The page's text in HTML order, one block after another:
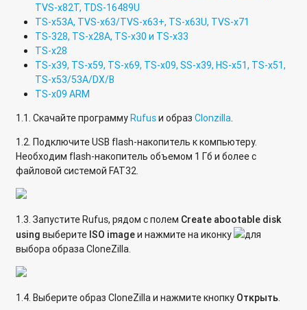
TVS-x82T, TDS-16489U
TS-x53A, TVS-x63/TVS-x63+, TS-x63U, TVS-x71
TS-328, TS-x28A, TS-x30 и TS-x33
TS-x28
TS-x39, TS-x59, TS-x69, TS-x09, SS-x39, HS-x51, TS-x51,
TS-x53/53A/DX/B
TS-x09 ARM
1.1. Скачайте программуRufusи образClonzilla.
1.2. Подключите USB flash-накопитель к компьютеру.
Необходим flash-накопитель объемом 1 Гб и более с
файловой системой FAT32.
1.3. Запустите Rufus, рядом с полем Create abootable disk
using выберите ISO imageи нажмите на иконку
для
выбора образа CloneZilla.
1.4. Выберите образ CloneZilla и нажмите кнопку Открыть.